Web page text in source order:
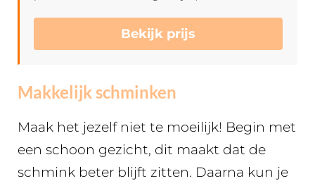
Bekijk prijs
Makkelijk schminken
Maak het jezelf niet te moeilijk! Begin met
een schoon gezicht, dit maakt dat de
schmink beter blijft zitten. Daarna kun je